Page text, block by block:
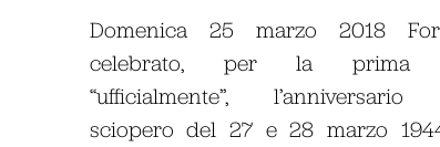
Domenica 25 marzo 2018
celebrato, per la prima
“ufficialmente”, l’anniversario
sciopero del 27 e 28 marzo